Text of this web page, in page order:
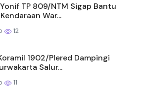
TP 809/NTM Sigap Bantu
War...
12
1902/Plered Dampingi
Salur...
11